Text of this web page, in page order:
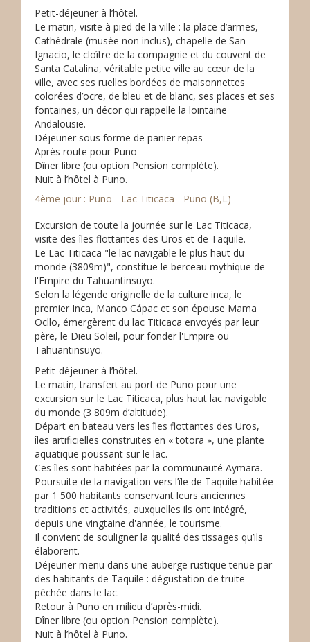
Petit-déjeuner à l’hôtel.
Le matin, visite à pied de la ville : la place d’armes,
Cathédrale (musée non inclus), chapelle de San
Ignacio, le cloître de la compagnie et du couvent de
Santa Catalina, véritable petite ville au cœur de la
ville, avec ses ruelles bordées de maisonnettes
colorées d’ocre, de bleu et de blanc, ses places et ses
fontaines, un décor qui rappelle la lointaine
Andalousie.
Déjeuner sous forme de panier repas
Après route pour Puno
Dîner libre (ou option Pension complète).
Nuit à l’hôtel à Puno.
4ème jour : Puno - Lac Titicaca - Puno (B,L)
Excursion de toute la journée sur le Lac Titicaca,
visite des îles flottantes des Uros et de Taquile.
Le Lac Titicaca "le lac navigable le plus haut du
monde (3809m)", constitue le berceau mythique de
l'Empire du Tahuantinsuyo.
Selon la légende originelle de la culture inca, le
premier Inca, Manco Cápac et son épouse Mama
Ocllo, émergèrent du lac Titicaca envoyés par leur
père, le Dieu Soleil, pour fonder l'Empire ou
Tahuantinsuyo.
Petit-déjeuner à l’hôtel.
Le matin, transfert au port de Puno pour une
excursion sur le Lac Titicaca, plus haut lac navigable
du monde (3 809m d’altitude).
Départ en bateau vers les îles flottantes des Uros,
îles artificielles construites en « totora », une plante
aquatique poussant sur le lac.
Ces îles sont habitées par la communauté Aymara.
Poursuite de la navigation vers l’île de Taquile habitée
par 1 500 habitants conservant leurs anciennes
traditions et activités, auxquelles ils ont intégré,
depuis une vingtaine d'année, le tourisme.
Il convient de souligner la qualité des tissages qu’ils
élaborent.
Déjeuner menu dans une auberge rustique tenue par
des habitants de Taquile : dégustation de truite
pêchée dans le lac.
Retour à Puno en milieu d’après-midi.
Dîner libre (ou option Pension complète).
Nuit à l’hôtel à Puno.